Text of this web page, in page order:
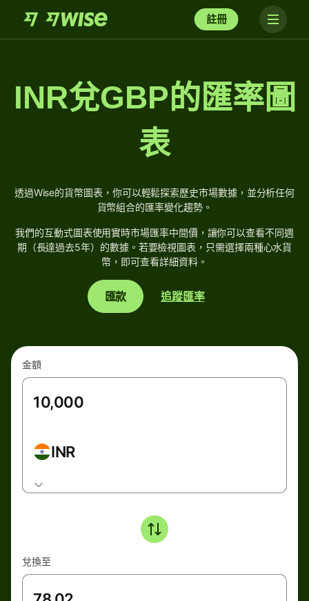
註冊
INR兌GBP的匯率圖
表
透過Wise的貨幣圖表，你可以輕鬆探索歷史市場數據，並分析任何
貨幣組合的匯率變化趨勢。
我們的互動式圖表使用實時市場匯率中間價，讓你可以查看不同週
期（長達過去5年）的數據。若要檢視圖表，只需選擇兩種心水貨
幣，即可查看詳細資料。
匯款 追蹤匯率
金額
INR
兌換至